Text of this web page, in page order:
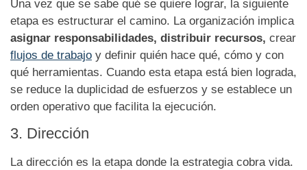
Una vez que se sabe qué se quiere lograr, la siguiente
etapa es estructurar el camino. La organización implica
asignar responsabilidades, distribuir recursos, crear
flujos de trabajo y definir quién hace qué, cómo y con
qué herramientas. Cuando esta etapa está bien lograda,
se reduce la duplicidad de esfuerzos y se establece un
orden operativo que facilita la ejecución.
3. Dirección
La dirección es la etapa donde la estrategia cobra vida.